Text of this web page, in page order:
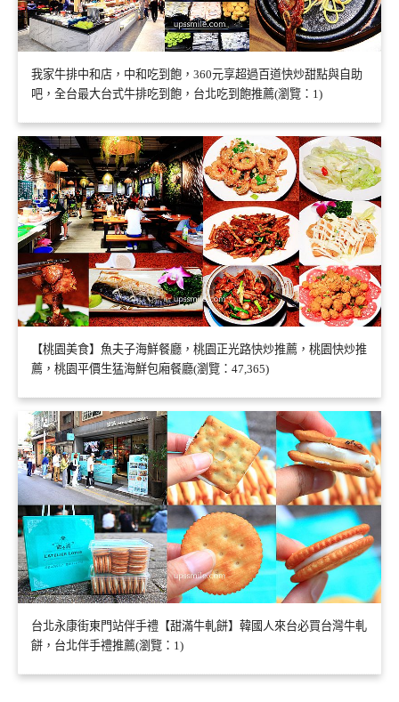
我家牛排中和店，中和吃到飽，360元享超過百道快炒甜點與自助
吧，全台最大台式牛排吃到飽，台北吃到飽推薦(瀏覽：1)
【桃園美食】魚夫子海鮮餐廳，桃園正光路快炒推薦，桃園快炒推
薦，桃園平價生猛海鮮包廂餐廳(瀏覽：47,365)
台北永康街東門站伴手禮【甜滿牛軋餅】韓國人來台必買台灣牛軋
餅，台北伴手禮推薦(瀏覽：1)